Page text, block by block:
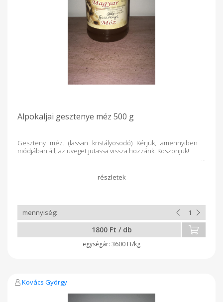
Alpokaljai gesztenye méz 500 g
Geszteny méz. (lassan kristályosodó) Kérjük, amennyiben
módjában áll, az üveget jutassa vissza hozzánk. Köszönjük!
1800 Ft / db
3600 Ft/kg
Kovács György